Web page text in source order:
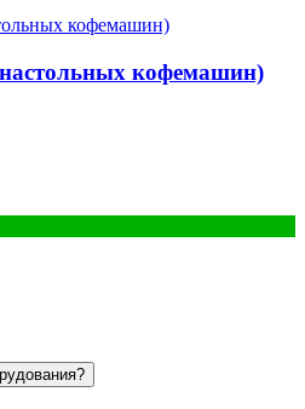
кофемашин)